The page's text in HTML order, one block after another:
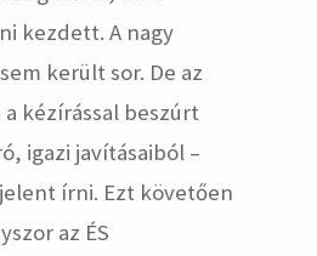
kezdett. A nagy
került sor. De az
kézírással beszúrt
igazi javításaiból –
írni. Ezt követően
az ÉS